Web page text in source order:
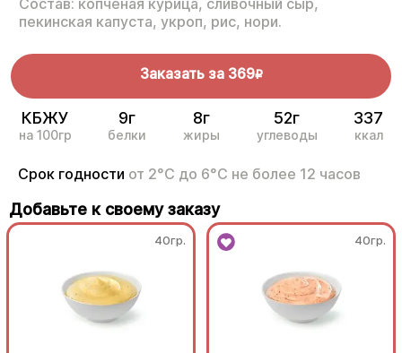
Состав: копченая курица, сливочный сыр,
пекинская капуста, укроп, рис, нори.
Заказать за 369R
КБЖУ
на 100гр
9г
белки
8г
жиры
52г
углеводы
337
ккал
Срок годности от 2°С до 6°С не более 12 часов
Добавьте к своему заказу
40гр. 40гр.